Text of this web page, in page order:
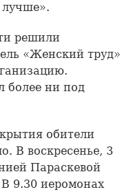
лучше».
решили
«Женский труд»
более ни под
обители
В воскресенье, 3
Параскевой
9.30 иеромонах